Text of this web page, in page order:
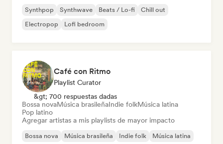
Synthpop Synthwave Beats / Lo-fi
Chill out
Electropop
Lofi bedroom
Café con Ritmo
Playlist Curator
&gt; 700 respuestas dadas
Bossa novaMúsica brasileñaIndie folkMúsica latina
Pop latino
Agregar artistas a mis playlists de mayor impacto
Bossa nova Música brasileña Indie folk
Música latina